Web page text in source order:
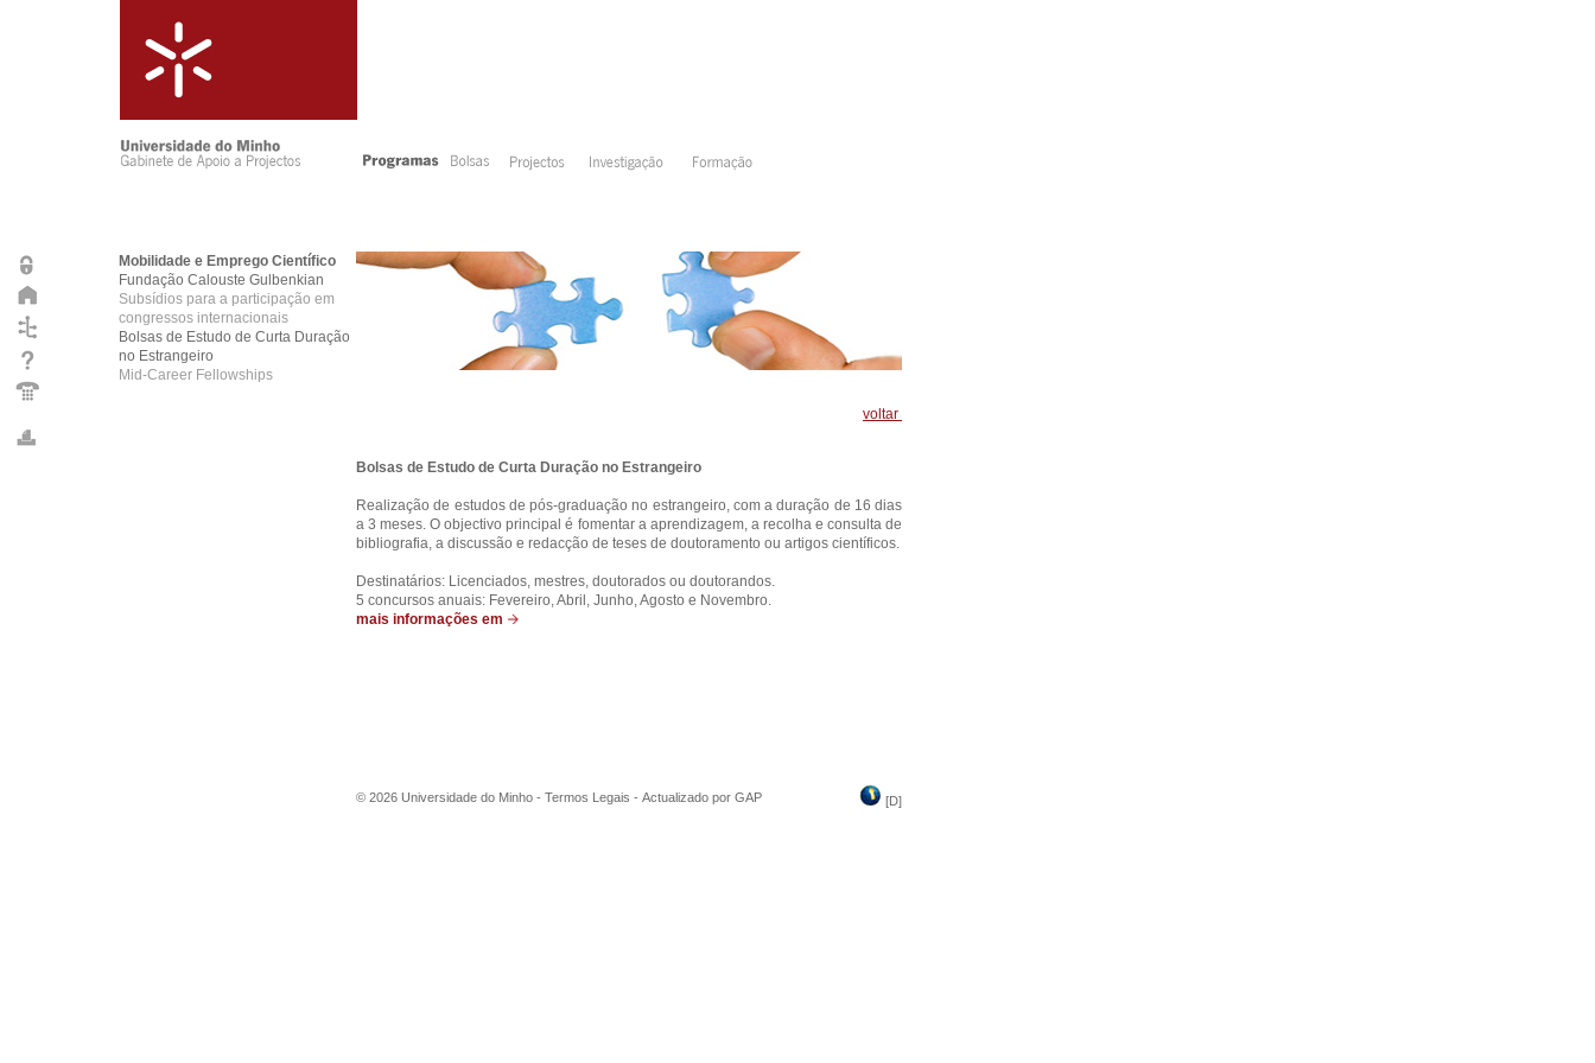
Mobilidade e Emprego Científico
Fundação Calouste Gulbenkian
Subsídios para a participação em
congressos internacionais
Bolsas de Estudo de Curta Duração
no Estrangeiro
Mid-Career Fellowships
voltar
Bolsas de Estudo de Curta Duração no Estrangeiro
Realização de estudos de pós-graduação no estrangeiro, com a duração de 16 dias
a 3 meses. O objectivo principal é fomentar a aprendizagem, a recolha e consulta de
bibliografia, a discussão e redacção de teses de doutoramento ou artigos científicos.
Destinatários: Licenciados, mestres, doutorados ou doutorandos.
5 concursos anuais: Fevereiro, Abril, Junho, Agosto e Novembro.
mais informações em
© 2026 Universidade do Minho - Termos Legais - Actualizado por GAP [D]